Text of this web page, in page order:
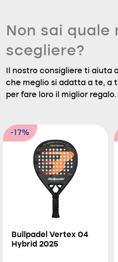
Non sai quale
scegliere?
Il nostro consigliere ti aiuta
che meglio si adatta a te, a
per fare loro il miglior regalo.
-17%
Bullpadel Vertex 04
Hybrid 2025